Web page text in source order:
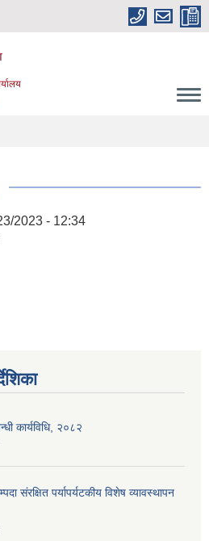
2023 - 12:34
कार्यविधि, २०८२
संरक्षित पर्यापर्यटकीय विशेष व्यावस्थापन